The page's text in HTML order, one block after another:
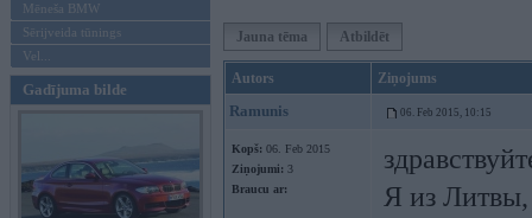
Mēneša BMW
Sērijveida tūnings
Vel...
Gadījuma bilde
Jauna tēma Atbildēt
Autors Ziņojums
Ramunis 06. Feb 2015, 10:15
Kopš: 06. Feb 2015
Ziņojumi: 3
Braucu ar:
Я из